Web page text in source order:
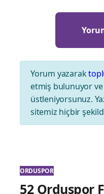
Yorum yazarak
etmiş bulunuyor
üstleniyorsunuz.
sitemiz hiçbir
ORDUSPOR
52 Orduspor